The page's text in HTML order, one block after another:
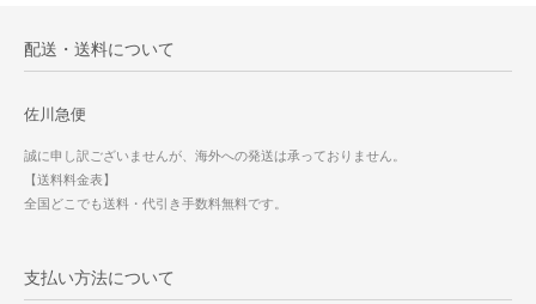
配送・送料について
佐川急便
誠に申し訳ございませんが、海外への発送は承っておりません。
【送料料金表】
全国どこでも送料・代引き手数料無料です。
支払い方法について